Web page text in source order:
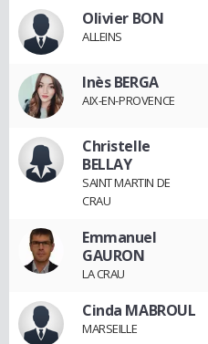
Olivier BON
ALLEINS
Inès BERGA
AIX-EN-PROVENCE
Christelle
BELLAY
SAINT MARTIN DE
CRAU
Emmanuel
GAURON
LA CRAU
Cinda MABROUL
MARSEILLE